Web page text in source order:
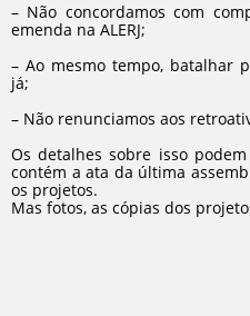
– Não concordamos com
emenda na ALERJ;
– Ao mesmo tempo, batalhar
já;
– Não renunciamos aos
Os detalhes sobre isso
contém a ata da última
os projetos.
Mas fotos, as cópias dos